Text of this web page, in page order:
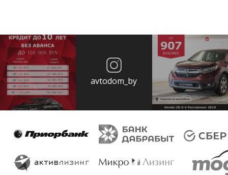
avtodom_by